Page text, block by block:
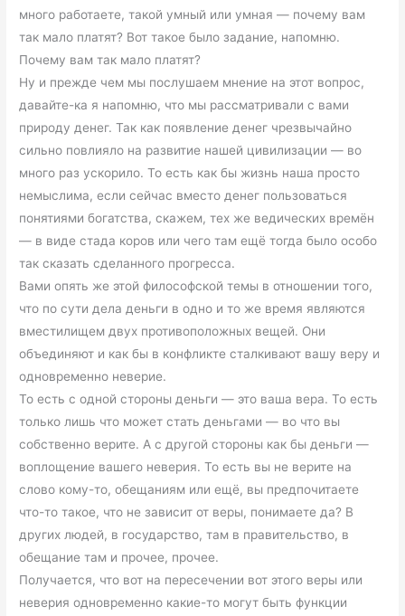
много работаете, такой умный или умная — почему вам
так мало платят? Вот такое было задание, напомню.
Почему вам так мало платят?
Ну и прежде чем мы послушаем мнение на этот вопрос,
давайте-ка я напомню, что мы рассматривали с вами
природу денег. Так как появление денег чрезвычайно
сильно повлияло на развитие нашей цивилизации — во
много раз ускорило. То есть как бы жизнь наша просто
немыслима, если сейчас вместо денег пользоваться
понятиями богатства, скажем, тех же ведических времён
— в виде стада коров или чего там ещё тогда было особо
так сказать сделанного прогресса.
Вами опять же этой философской темы в отношении того,
что по сути дела деньги в одно и то же время являются
вместилищем двух противоположных вещей. Они
объединяют и как бы в конфликте сталкивают вашу веру и
одновременно неверие.
То есть с одной стороны деньги — это ваша вера. То есть
только лишь что может стать деньгами — во что вы
собственно верите. А с другой стороны как бы деньги —
воплощение вашего неверия. То есть вы не верите на
слово кому-то, обещаниям или ещё, вы предпочитаете
что-то такое, что не зависит от веры, понимаете да? В
других людей, в государство, там в правительство, в
обещание там и прочее, прочее.
Получается, что вот на пересечении вот этого веры или
неверия одновременно какие-то могут быть функции